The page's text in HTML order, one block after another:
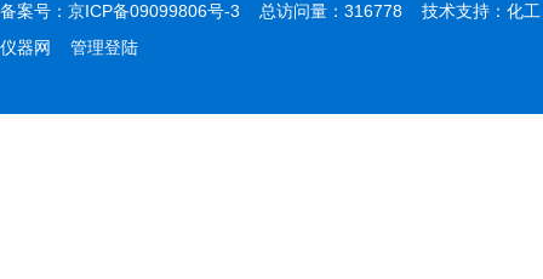
备案号： 京ICP备09099806号-3 总访问量：316778 技术支持： 化工
仪器网
管理登陆